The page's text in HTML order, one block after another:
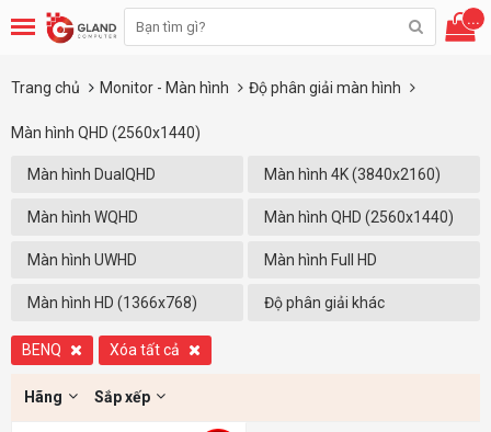
...
Trang chủ Monitor - Màn hình Độ phân giải màn hình
Màn hình QHD (2560x1440)
Màn hình DualQHD
(5120x1440)
Màn hình 4K (3840x2160)
Màn hình WQHD
(3440x1440)
Màn hình QHD (2560x1440)
Màn hình UWHD
(2560X1080)
Màn hình Full HD
(1920x1080)
Màn hình HD (1366x768) Độ phân giải khác
BENQ Xóa tất cả
Hãng Sắp xếp